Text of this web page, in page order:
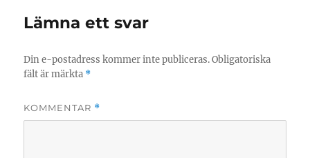
Lämna ett svar
Din e-postadress kommer inte publiceras. Obligatoriska
fält är märkta *
KOMMENTAR *